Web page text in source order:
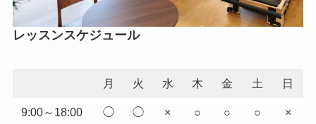
レッスンスケジュール
月 火 水 木 金 土 日
9:00～18:00 ◯ ◯ × ○ ○ ○ ×